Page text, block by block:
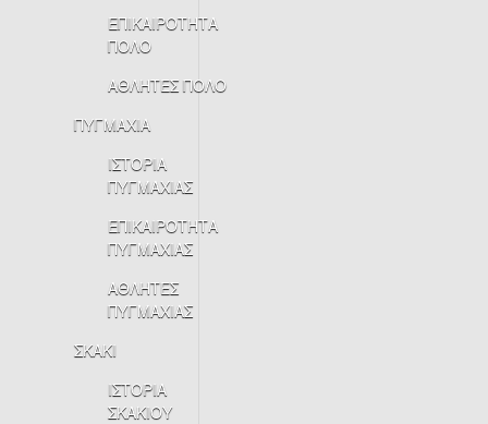
ΕΠΙΚΑΙΡΟΤΗΤΑ
ΠΟΛΟ
ΑΘΛΗΤΕΣ ΠΟΛΟ
ΠΥΓΜΑΧΙΑ
ΙΣΤΟΡΙΑ
ΠΥΓΜΑΧΙΑΣ
ΕΠΙΚΑΙΡΟΤΗΤΑ
ΠΥΓΜΑΧΙΑΣ
ΑΘΛΗΤΕΣ
ΠΥΓΜΑΧΙΑΣ
ΣΚΑΚΙ
ΙΣΤΟΡΙΑ
ΣΚΑΚΙΟΥ